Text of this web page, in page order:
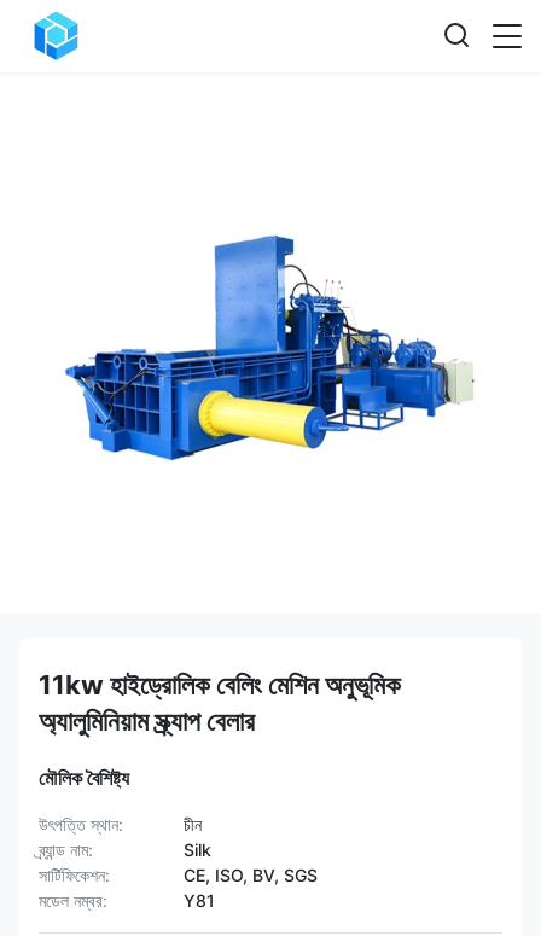
11kw হাইড্রোলিক বেলিং মেশিন অনুভূমিক
অ্যালুমিনিয়াম স্ক্র্যাপ বেলার
মৌলিক বৈশিষ্ট্য
উৎপত্তি স্থান:
চীন
ব্র্যান্ড নাম:
Silk
সার্টিফিকেশন:
CE, ISO, BV, SGS
মডেল নম্বর:
Y81